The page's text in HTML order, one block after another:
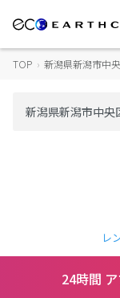
TOP › 新潟県新潟市中
レ
24時間